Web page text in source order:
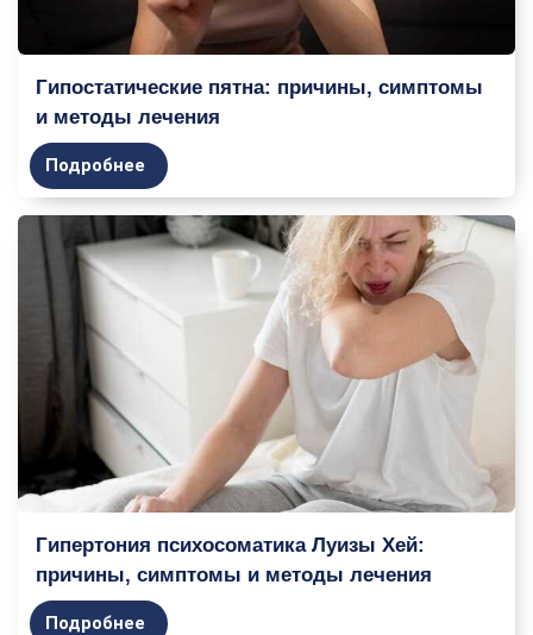
Гипостатические пятна: причины, симптомы
и методы лечения
Подробнее
Гипертония психосоматика Луизы Хей:
причины, симптомы и методы лечения
Подробнее